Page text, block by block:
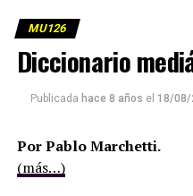
MU126
Diccionario
Publicada hace 8 años el 18/08/
Por Pablo Marchetti.
(más…)